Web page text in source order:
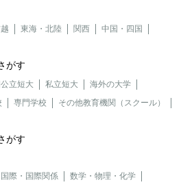
東海・北陸 関西
中国・四国
がす
公立短大 私立短大
海外の大学
専門学校
その他教育機関（スクール）
がす
国際・国際関係
数学・物理・化学